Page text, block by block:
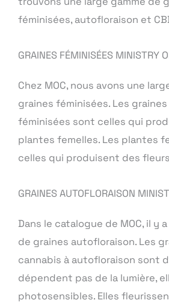
féminisées, autofloraison et
GRAINES FÉMINISÉES MINISTRY
Chez MOC, nous avons une
graines féminisées. Les
féminisées sont celles qui
plantes femelles. Les plantes
celles qui produisent des
GRAINES AUTOFLORAISON
Dans le catalogue de MOC, il y
de graines autofloraison. Les
cannabis à autofloraison sont
dépendent pas de la lumière,
photosensibles. Elles